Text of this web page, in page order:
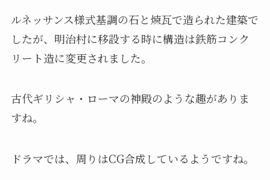
ルネッサンス様式基調の石と煉瓦で造られた建築で
したが、明治村に移設する時に構造は鉄筋コンク
リート造に変更されました。
古代ギリシャ・ローマの神殿のような趣がありま
すね。
ドラマでは、周りはCG合成しているようですね。